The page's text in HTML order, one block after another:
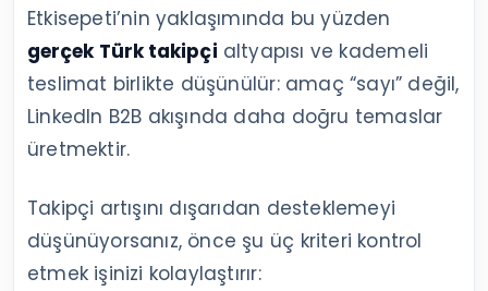
Etkisepeti’nin yaklaşımında bu yüzden
gerçek Türk takipçi altyapısı ve kademeli
teslimat birlikte düşünülür: amaç “sayı” değil,
LinkedIn B2B akışında daha doğru temaslar
üretmektir.
Takipçi artışını dışarıdan desteklemeyi
düşünüyorsanız, önce şu üç kriteri kontrol
etmek işinizi kolaylaştırır: